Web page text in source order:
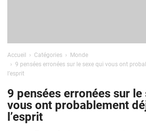
Accueil Catégories
Monde
9 pensées erronées sur le sexe qui vous ont
l’esprit
9 pensées erronées sur le
vous ont probablement
l’esprit